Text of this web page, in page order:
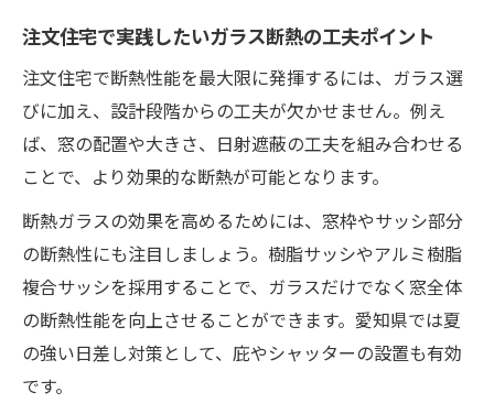
注文住宅で実践したいガラス断熱の工夫ポイント
注文住宅で断熱性能を最大限に発揮するには、ガラス選
びに加え、設計段階からの工夫が欠かせません。例え
ば、窓の配置や大きさ、日射遮蔽の工夫を組み合わせる
ことで、より効果的な断熱が可能となります。
断熱ガラスの効果を高めるためには、窓枠やサッシ部分
の断熱性にも注目しましょう。樹脂サッシやアルミ樹脂
複合サッシを採用することで、ガラスだけでなく窓全体
の断熱性能を向上させることができます。愛知県では夏
の強い日差し対策として、庇やシャッターの設置も有効
です。